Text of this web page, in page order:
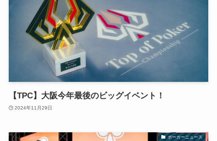
【TPC】大阪今年最後のビッグイベント！
2024年11月29日
ポーカーニュース